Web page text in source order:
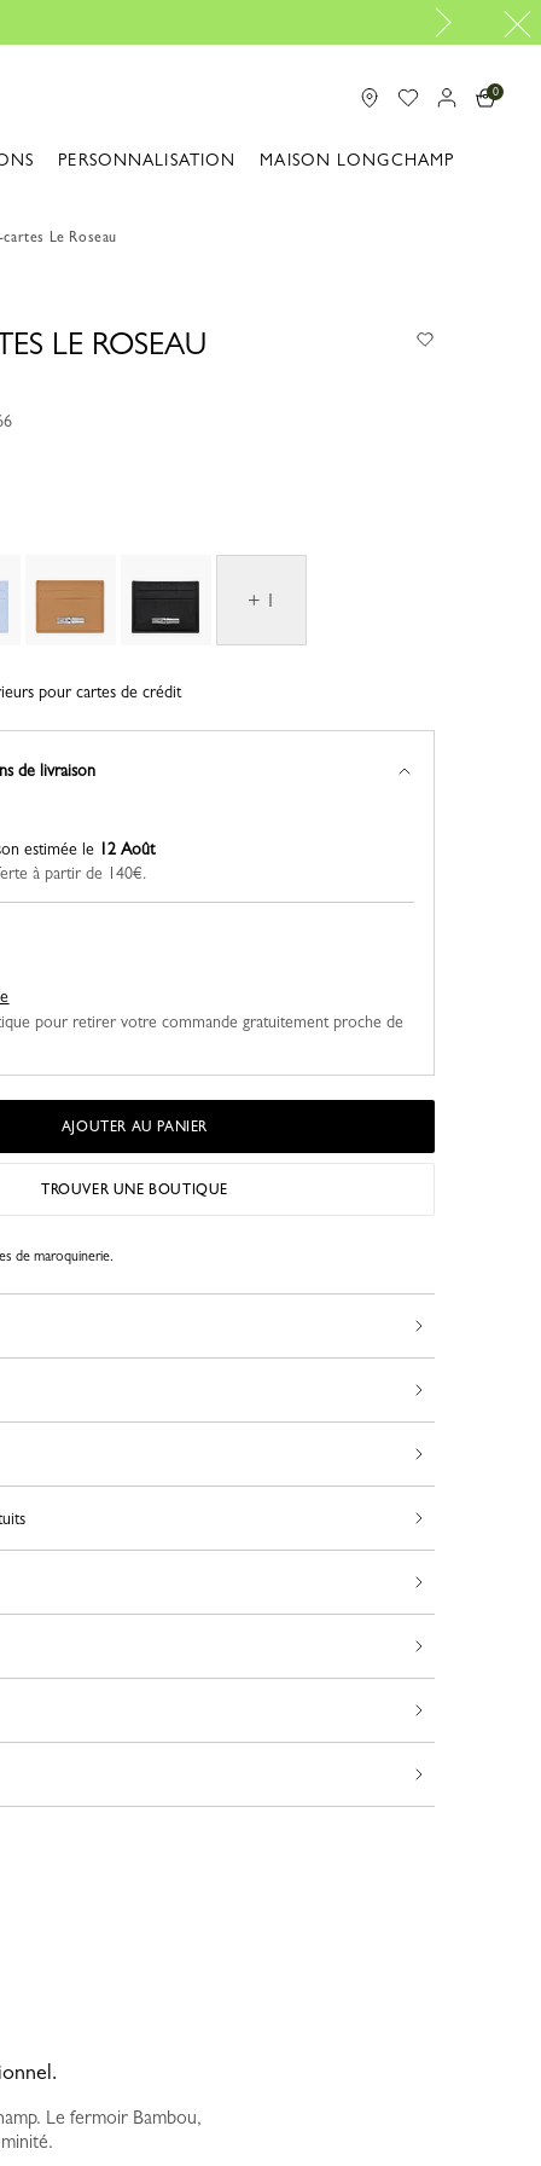
Réparation gratuite |
0
PERSONNALISATION MAISON LONGCHAMP
Le Roseau
LE ROSEAU
+ 1
pour cartes de crédit
de livraison
pour retirer votre commande gratuitement proche de
estimée le 12 Août
à partir de 140€.
AJOUTER AU PANIER
TROUVER UNE BOUTIQUE
de maroquinerie.
Le fermoir Bambou,